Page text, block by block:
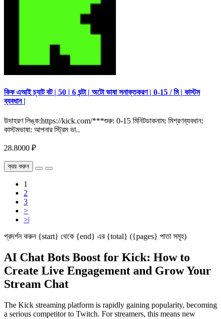
কিক এআই চ্যাট বট | 50 | 6 ঘন্টা | অটো ভাষা সনাক্তকরণ | 0-15 / মি | কাস্টম
ব্যবধান |
উদাহরণ লিঙ্ক:https://kick.com/***শুরু: 0-15 মিনিটডাকনাম: মিশ্রণব্যবধান:
কাস্টমভাষা: আপনার স্ট্রিম ভা..
28.8000 ₽
ক্রয় করুন
1
2
3
>
>|
প্রদর্শন করুন {start} থেকে {end} এর {total} ({pages} পাতা সমূহ)
AI Chat Bots Boost for Kick: How to
Create Live Engagement and Grow Your
Stream Chat
The Kick streaming platform is rapidly gaining popularity, becoming
a serious competitor to Twitch. For streamers, this means new